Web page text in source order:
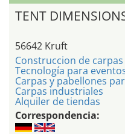
TENT
56642 Kruft
Construccion de carpas
Tecnología para
Carpas y pabellones
Carpas industriales
Alquiler de tiendas
Correspondencia: